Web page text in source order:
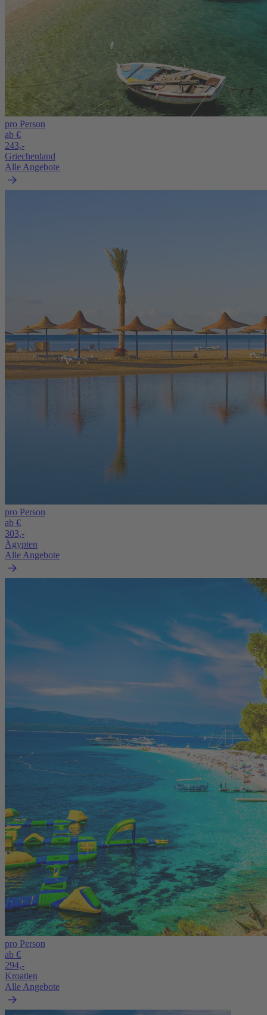
pro Person
ab €
243,-
Griechenland
Alle Angebote
pro Person
ab €
303,-
Ägypten
Alle Angebote
pro Person
ab €
294,-
Kroatien
Alle Angebote